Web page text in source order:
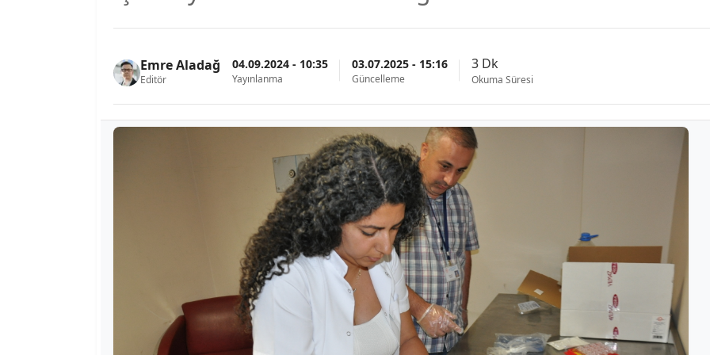
Emre Aladağ
Editör
04.09.2024 - 10:35
Yayınlanma
03.07.2025 - 15:16
Güncelleme
3 Dk
Okuma Süresi